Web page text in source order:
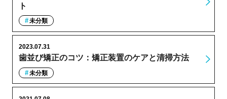
ト
未分類
歯並び矯正のコツ：矯正装置のケアと清掃方法
2023.07.31
未分類